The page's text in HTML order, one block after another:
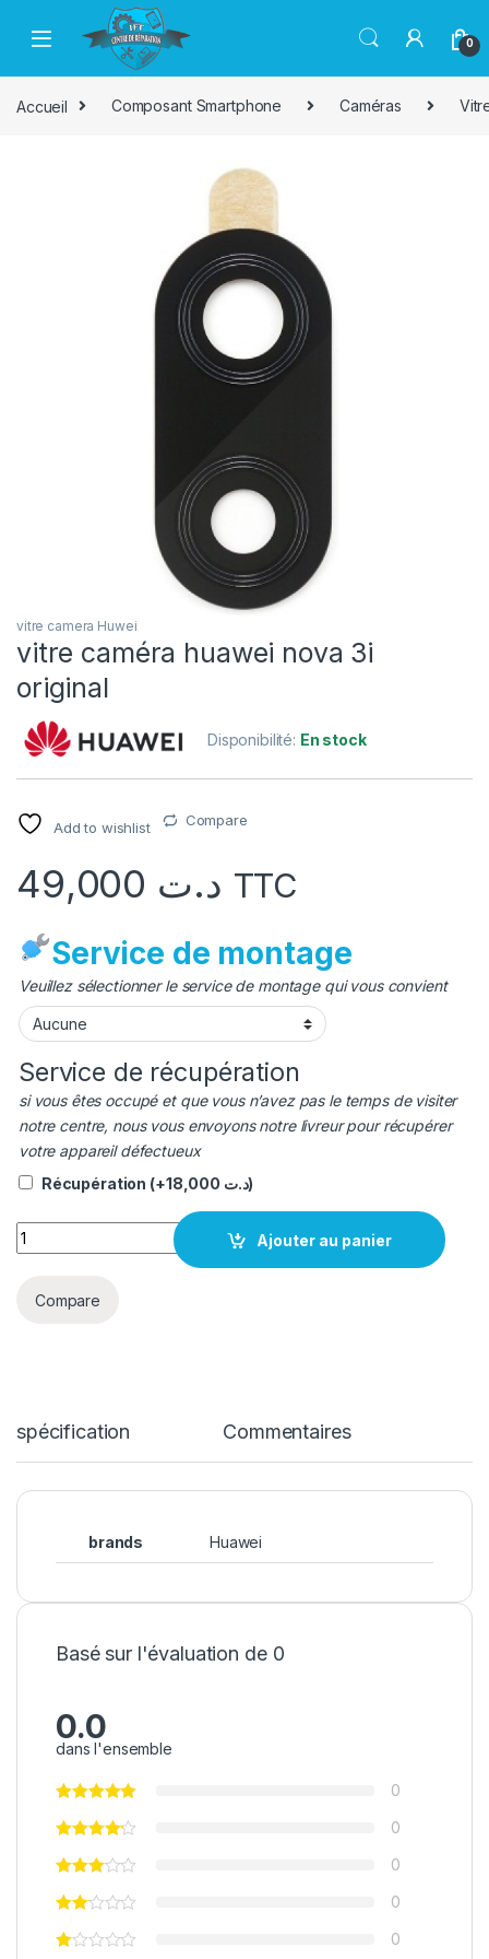
Passer à la navigation
Aller au contenu
0
Accueil Composant Smartphone Caméras
vitre camera Huwei
vitre caméra huawei nova 3i
original
Disponibilité: En stock
Add to wishlist Compare
د.ت TTC
Service de montage
Veuillez sélectionner le service de montage qui vous convient
Service de récupération
si vous êtes occupé et que vous n’avez pas le temps de visiter
notre centre, nous vous envoyons notre livreur pour récupérer
votre appareil défectueux
Récupération (+ د.ت)
quantité vitre caméra huawei nova 3i original
Ajouter au panier
Compare
spécification Commentaires
brands Huawei
Basé sur l'évaluation de 0
0.0
dans l'ensemble
0
0
0
0
0